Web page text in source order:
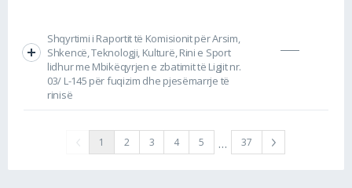
Shqyrtimi i Raportit të Komisionit për Arsim,
Shkencë, Teknologji, Kulturë, Rini e Sport
lidhur me Mbikëqyrjen e zbatimit të Ligjit nr.
03/ L-145 për fuqizim dhe pjesëmarrje të
rinisë
1 2 3 4 5 … 37